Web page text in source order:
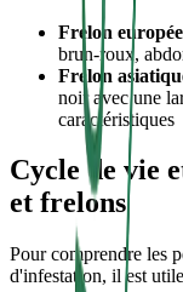
Frelon
brun-roux,
Frelon
noir avec une
caractéristiques
Cycle de vie
et frelons
Pour comprendre les
d'infestation, il est